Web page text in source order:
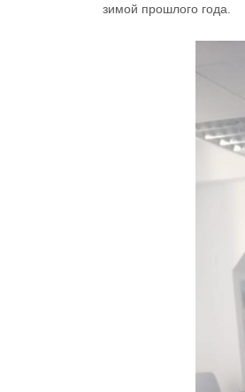
зимой прошлого года.